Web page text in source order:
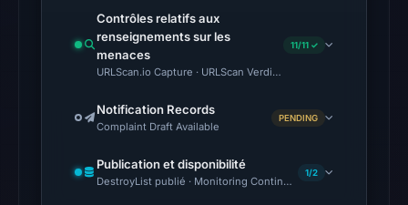
recorded
1
pulse
reference
on
1,
Contrôles relatifs aux
renseignements sur les
menaces
URLScan.io Capture · URLScan Verdict · Cloudflare Radar
11/11 ✓
Notification Records
Complaint Draft Available
PENDING
Publication et disponibilité
DestroyList publié · Monitoring Continues
1/2